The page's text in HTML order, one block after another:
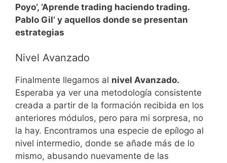
Poyo’, ‘Aprende trading haciendo trading.
Pablo Gil’ y aquellos donde se presentan
estrategias
Nivel Avanzado
Finalmente llegamos al nivel Avanzado.
Esperaba ya ver una metodología consistente
creada a partir de la formación recibida en los
anteriores módulos, pero para mi sorpresa, no
la hay. Encontramos una especie de epílogo al
nivel intermedio, donde se añade más de lo
mismo, abusando nuevamente de las